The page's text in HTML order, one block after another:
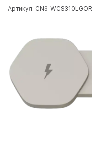
Артикул: CNS-WCS310LGOR